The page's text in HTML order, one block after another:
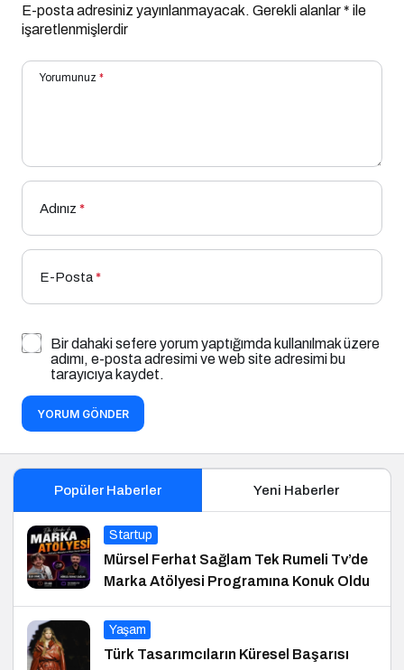
E-posta adresiniz yayınlanmayacak. Gerekli alanlar* ile
işaretlenmişlerdir
Yorumunuz *
Adınız *
E-Posta*
Bir dahaki sefere yorum yaptığımda kullanılmak üzere
adımı, e-posta adresimi ve web site adresimi bu
tarayıcıya kaydet.
YORUM GÖNDER
Popüler Haberler Yeni Haberler
Startup
Mürsel Ferhat Sağlam Tek Rumeli Tv’de
Marka Atölyesi Programına Konuk Oldu
Yaşam
Türk Tasarımcıların Küresel Başarısı